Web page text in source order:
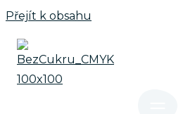
Přejít k obsahu